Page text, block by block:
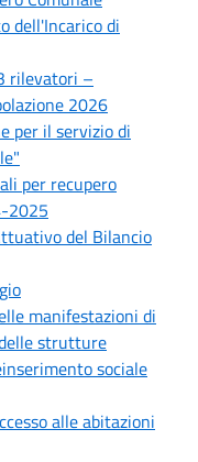
dell'Incarico di
rilevatori –
2026
per il servizio di
per recupero
2025
del Bilancio
manifestazioni di
strutture
sociale
alle abitazioni